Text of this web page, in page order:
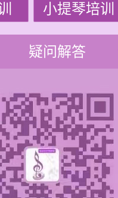
小提琴培训
疑问解答